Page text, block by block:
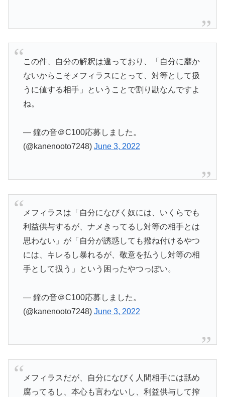
この件、自分の解釈は違っており、「自分に靡か
ないからこそメフィラスにとって、対等として扱
うに値する相手」ということで割り勘なんですよ
ね。
— 鐘の音＠C100応募しました。
(@kanenooto7248) June 3, 2022
メフィラスは「自分になびく奴には、いくらでも
利益供与するが、ナメきってるし対等の相手とは
思わない」が「自分が誘惑しても撥ね付けるやつ
には、キレるし暴れるが、敬意を払うし対等の相
手として扱う」という困ったやつっぽい。
— 鐘の音＠C100応募しました。
(@kanenooto7248) June 3, 2022
メフィラスだが、自分になびく人間相手には舐め
腐ってるし、本心も言わないし、利益供与して搾